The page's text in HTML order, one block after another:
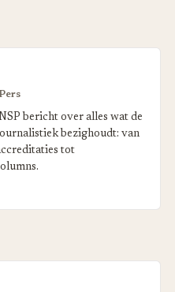
bericht over alles wat de
bezighoudt: van
tot